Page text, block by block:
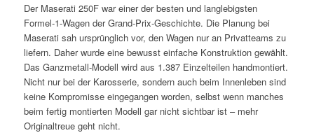
Der Maserati 250F war einer der besten und langlebigsten
Formel-1-Wagen der Grand-Prix-Geschichte. Die Planung bei
Maserati sah ursprünglich vor, den Wagen nur an Privatteams zu
liefern. Daher wurde eine bewusst einfache Konstruktion gewählt.
Das Ganzmetall-Modell wird aus 1.387 Einzelteilen handmontiert.
Nicht nur bei der Karosserie, sondern auch beim Innenleben sind
keine Kompromisse eingegangen worden, selbst wenn manches
beim fertig montierten Modell gar nicht sichtbar ist – mehr
Originaltreue geht nicht.